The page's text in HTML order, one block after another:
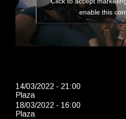
enable this
14/03/2022 - 21:00
Plaza
18/03/2022 - 16:00
Plaza